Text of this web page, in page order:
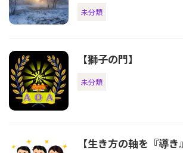
未分類
【獅子の門】
未分類
【生き方の軸を『導